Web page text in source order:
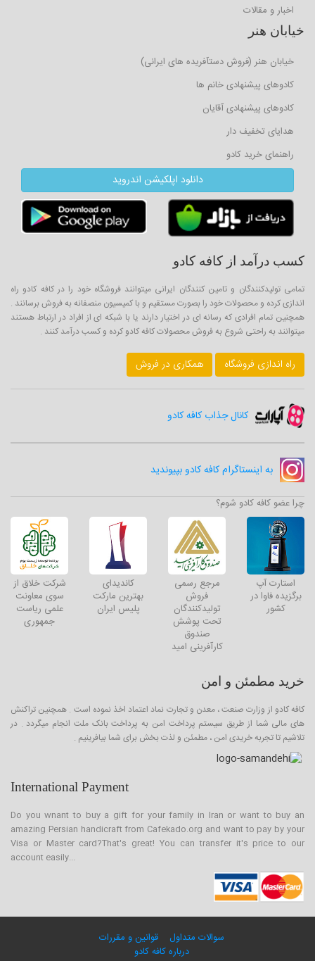
اخبار و مقالات
خیابان هنر
خیابان هنر (فروش دستآفریده های ایرانی)
کادوهای پیشنهادی خانم ها
کادوهای پیشنهادی آقایان
هدایای تخفیف دار
راهنمای خرید کادو
دانلود اپلکیشن اندروید
کسب درآمد از کافه کادو
تمامی تولیدکنندگان و تامین کنندگان ایرانی میتوانند فروشگاه خود را در کافه کادو راه
اندازی کرده و محصولات خود را بصورت مستقیم و با کمیسیون منصفانه به فروش برسانند .
همچنین تمام افرادی که رسانه ای در اختیار دارند یا با شبکه ای از افراد در ارتباط هستند
میتوانند به راحتی شروع به فروش محصولات کافه کادو کرده و کسب درآمد کنند .
راه اندازی فروشگاه همکاری در فروش
به اینستاگرام کافه کادو بپیوندید
کانال جذاب کافه کادو
چرا عضو کافه کادو شوم؟
استارت آپ
برگزیده فاوا در
کشور
مرجع رسمی
فروش
تولیدکنندگان
تحت پوشش
صندوق
کارآفرینی امید
کاندیدای
بهترین مارکت
پلیس ایران
شرکت خلاق از
سوی معاونت
علمی ریاست
جمهوری
خرید مطمئن و امن
کافه کادو از وزارت صنعت ، معدن و تجارت نماد اعتماد اخذ نموده است . همچنین تراکنش
های مالی شما از طریق سیستم پرداخت امن به پرداخت بانک ملت انجام میگردد . در
تلاشیم تا تجربه خریدی امن ، مطمئن و لذت بخش برای شما بیافرینیم .
International Payment
Do you wnant to buy a gift for your family in Iran or want to buy an
amazing Persian handicraft from Cafekado.org and want to pay by your
Visa or Master card?That's great! You can transfer it's price to our
account easily...
سوالات متداول
قوانین و مقررات
درباره کافه کادو